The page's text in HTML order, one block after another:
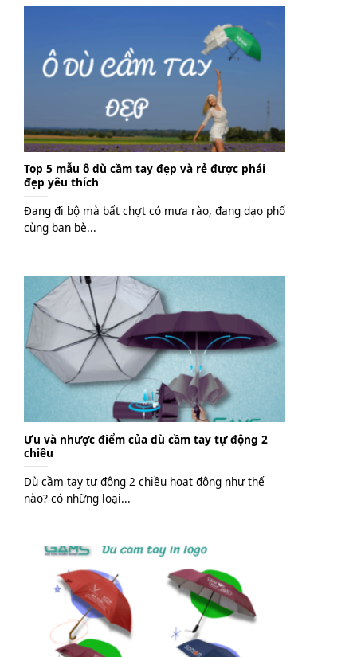
Top 5 mẫu ô dù cầm tay đẹp và rẻ được phái
đẹp yêu thích
Đang đi bộ mà bất chợt có mưa rào, đang dạo phố
cùng bạn bè...
Ưu và nhược điểm của dù cầm tay tự động 2
chiều
Dù cầm tay tự động 2 chiều hoạt động như thế
nào? có những loại...